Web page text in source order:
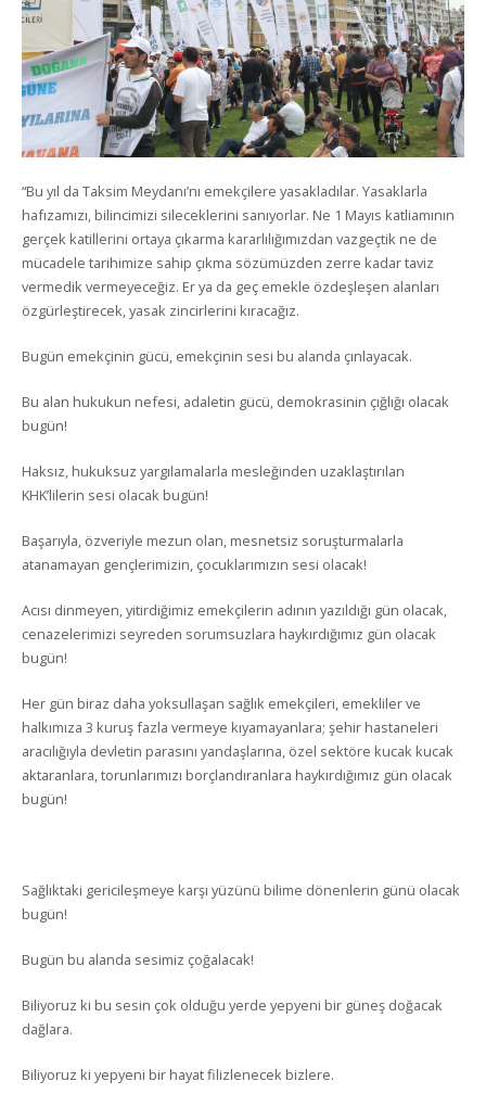
“Bu yıl da Taksim Meydanı’nı emekçilere yasakladılar. Yasaklarla
hafızamızı, bilincimizi sileceklerini sanıyorlar. Ne 1 Mayıs katliamının
gerçek katillerini ortaya çıkarma kararlılığımızdan vazgeçtik ne de
mücadele tarihimize sahip çıkma sözümüzden zerre kadar taviz
vermedik vermeyeceğiz. Er ya da geç emekle özdeşleşen alanları
özgürleştirecek, yasak zincirlerini kıracağız.
Bugün emekçinin gücü, emekçinin sesi bu alanda çınlayacak.
Bu alan hukukun nefesi, adaletin gücü, demokrasinin çığlığı olacak
bugün!
Haksız, hukuksuz yargılamalarla mesleğinden uzaklaştırılan
KHK’lilerin sesi olacak bugün!
Başarıyla, özveriyle mezun olan, mesnetsiz soruşturmalarla
atanamayan gençlerimizin, çocuklarımızın sesi olacak!
Acısı dinmeyen, yitirdiğimiz emekçilerin adının yazıldığı gün olacak,
cenazelerimizi seyreden sorumsuzlara haykırdığımız gün olacak
bugün!
Her gün biraz daha yoksullaşan sağlık emekçileri, emekliler ve
halkımıza 3 kuruş fazla vermeye kıyamayanlara; şehir hastaneleri
aracılığıyla devletin parasını yandaşlarına, özel sektöre kucak kucak
aktaranlara, torunlarımızı borçlandıranlara haykırdığımız gün olacak
bugün!
Sağlıktaki gericileşmeye karşı yüzünü bilime dönenlerin günü olacak
bugün!
Bugün bu alanda sesimiz çoğalacak!
Biliyoruz ki bu sesin çok olduğu yerde yepyeni bir güneş doğacak
dağlara.
Biliyoruz ki yepyeni bir hayat filizlenecek bizlere.